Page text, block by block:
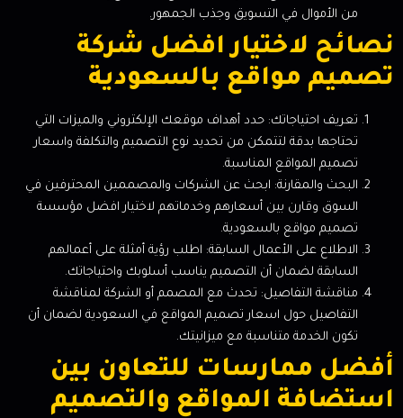
من الأموال في التسويق وجذب الجمهور.
نصائح لاختيار افضل شركة
تصميم مواقع بالسعودية
تعريف احتياجاتك: حدد أهداف موقعك الإلكتروني والميزات التي
تحتاجها بدقة لتتمكن من تحديد نوع التصميم والتكلفة واسعار
تصميم المواقع المناسبة.
البحث والمقارنة: ابحث عن الشركات والمصممين المحترفين في
السوق وقارن بين أسعارهم وخدماتهم لاختيار افضل مؤسسة
تصميم مواقع بالسعودية.
الاطلاع على الأعمال السابقة: اطلب رؤية أمثلة على أعمالهم
السابقة لضمان أن التصميم يناسب أسلوبك واحتياجاتك.
مناقشة التفاصيل: تحدث مع المصمم أو الشركة لمناقشة
التفاصيل حول اسعار تصميم المواقع في السعودية لضمان أن
تكون الخدمة متناسبة مع ميزانيتك.
أفضل ممارسات للتعاون بين
استضافة المواقع والتصميم